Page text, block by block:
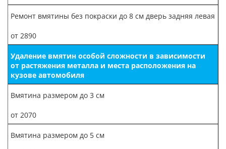
Ремонт вмятины без покраски до 8 см дверь задняя левая
от 2890
Удаление вмятин особой сложности в зависимости
от растяжения металла и места расположения на
кузове автомобиля
Вмятина размером до 3 см
от 2070
Вмятина размером до 5 см